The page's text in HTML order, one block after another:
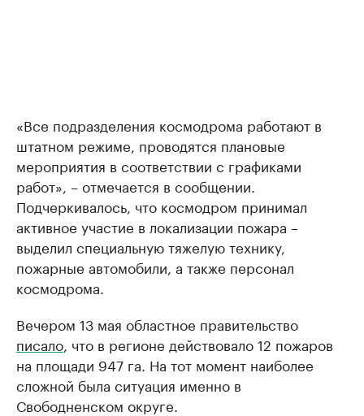
«Все подразделения космодрома работают в
штатном режиме, проводятся плановые
мероприятия в соответствии с графиками
работ», – отмечается в сообщении.
Подчеркивалось, что космодром принимал
активное участие в локализации пожара –
выделил специальную тяжелую технику,
пожарные автомобили, а также персонал
космодрома.
Вечером 13 мая областное правительство
писало , что в регионе действовало 12 пожаров
на площади 947 га. На тот момент наиболее
сложной была ситуация именно в
Свободненском округе.